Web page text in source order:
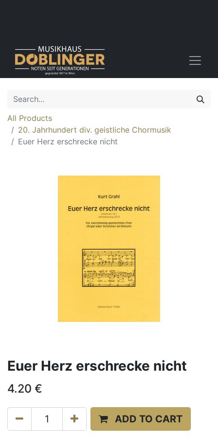
All Products
20. Jahrhundert div. geistliche Chormusik
Euer Herz erschrecke nicht
Euer Herz erschrecke nicht
4.20 €
ADD TO CART